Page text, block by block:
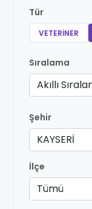
Tür
VETERINER
Sıralama
Akıllı
Şehir
KAYSERİ
İlçe
Tümü